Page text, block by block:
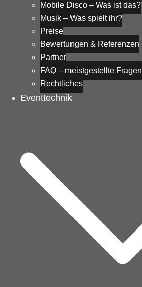
Mobile Disco – Was ist das?
Musik – Was spielt ihr?
Preise
Bewertungen & Referenzen
Partner
FAQ – meistgestellte Fragen
Rechtliches
Eventtechnik